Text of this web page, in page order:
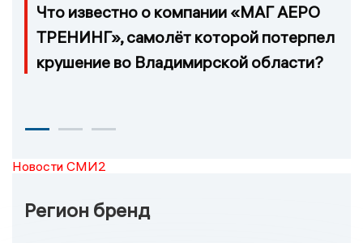
Что известно о компании «МАГ АЕРО
ТРЕНИНГ», самолёт которой потерпел
крушение во Владимирской области?
Новости СМИ2
Регион бренд